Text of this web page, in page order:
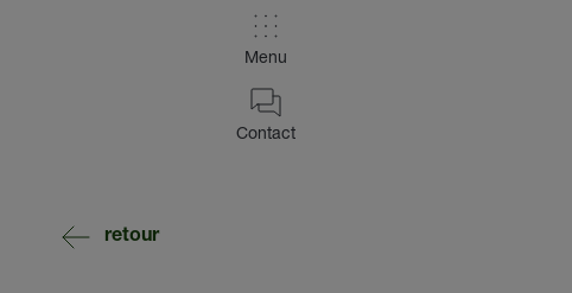
Menu
Contact
retour